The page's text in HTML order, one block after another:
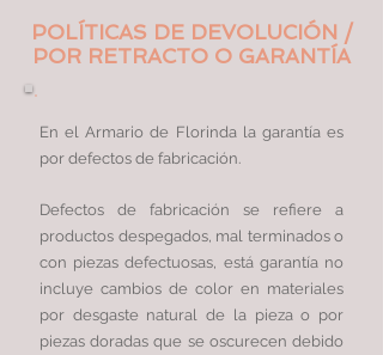
POLÍTICAS DE DEVOLUCIÓN /
POR RETRACTO O GARANTÍA
En el Armario de Florinda la garantía es
por defectos de fabricación.
Defectos de fabricación se refiere a
productos despegados, mal terminados o
con piezas defectuosas, está garantía no
incluye cambios de color en materiales
por desgaste natural de la pieza o por
piezas doradas que se oscurecen debido